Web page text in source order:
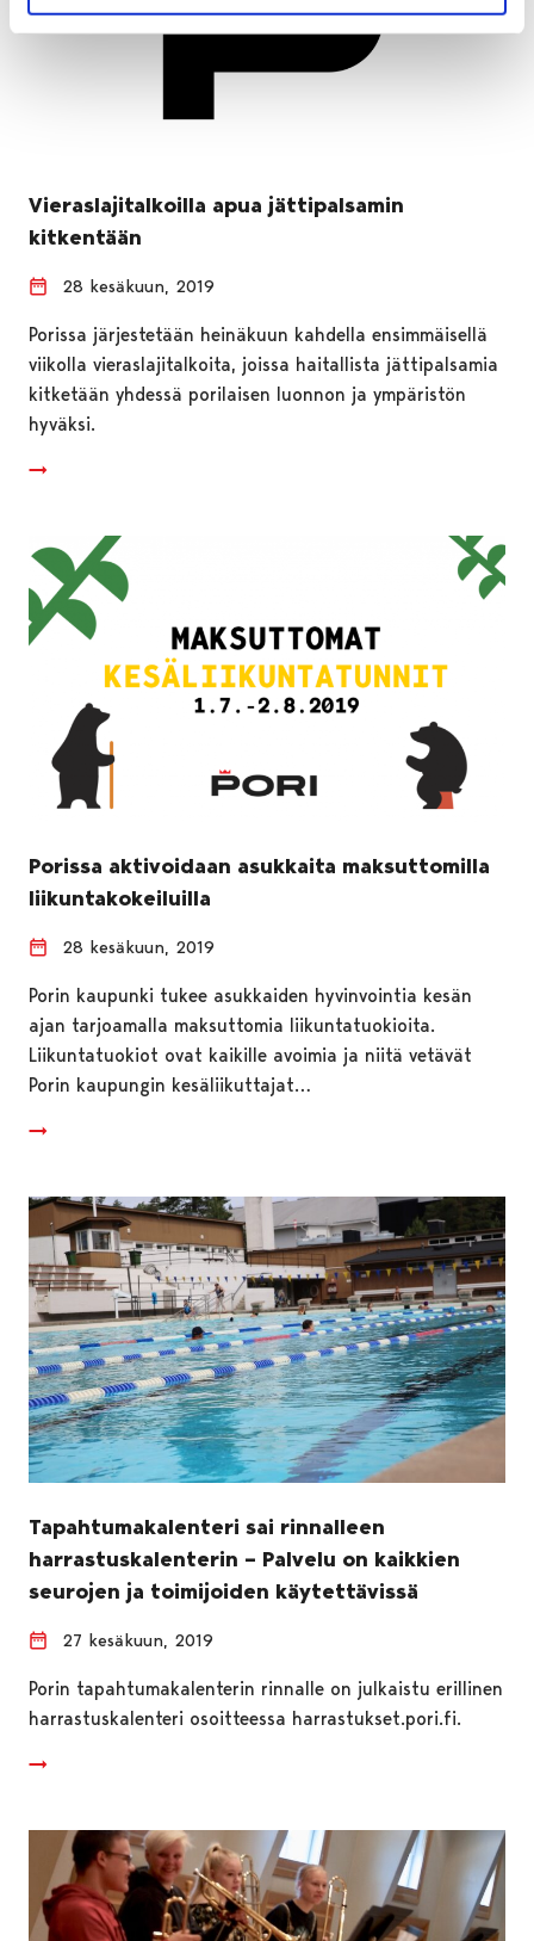
Vieraslajitalkoilla apua jättipalsamin
kitkentään
28 kesäkuun, 2019
Porissa järjestetään heinäkuun kahdella ensimmäisellä
viikolla vieraslajitalkoita, joissa haitallista jättipalsamia
kitketään yhdessä porilaisen luonnon ja ympäristön
hyväksi.
Porissa aktivoidaan asukkaita maksuttomilla
liikuntakokeiluilla
28 kesäkuun, 2019
Porin kaupunki tukee asukkaiden hyvinvointia kesän
ajan tarjoamalla maksuttomia liikuntatuokioita.
Liikuntatuokiot ovat kaikille avoimia ja niitä vetävät
Porin kaupungin kesäliikuttajat…
Tapahtumakalenteri sai rinnalleen
harrastuskalenterin – Palvelu on kaikkien
seurojen ja toimijoiden käytettävissä
27 kesäkuun, 2019
Porin tapahtumakalenterin rinnalle on julkaistu erillinen
harrastuskalenteri osoitteessa harrastukset.pori.fi.